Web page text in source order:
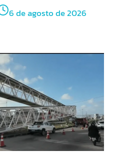
6 de agosto de 2026